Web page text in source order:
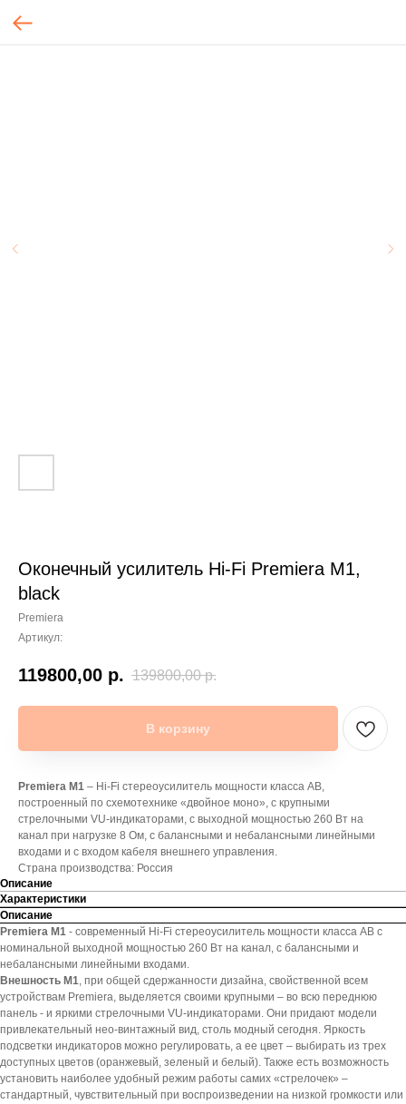
Оконечный усилитель Hi-Fi Premiera M1,
black
Premiera
Артикул:
119800,00 р. 139800,00 р.
В корзину
Premiera M1 – Hi-Fi стереоусилитель мощности класса AB,
построенный по схемотехнике «двойное моно», с крупными
стрелочными VU-индикаторами, с выходной мощностью 260 Вт на
канал при нагрузке 8 Ом, с балансными и небалансными линейными
входами и с входом кабеля внешнего управления.
Страна производства: Россия
Описание
Характеристики
Описание
Premiera M1 - современный Hi-Fi стереоусилитель мощности класса AB с
номинальной выходной мощностью 260 Вт на канал, с балансными и
небалансными линейными входами.
Внешность M1, при общей сдержанности дизайна, свойственной всем
устройствам Premiera, выделяется своими крупными – во всю переднюю
панель - и яркими стрелочными VU-индикаторами. Они придают модели
привлекательный нео-винтажный вид, столь модный сегодня. Яркость
подсветки индикаторов можно регулировать, а ее цвет – выбирать из трех
доступных цветов (оранжевый, зеленый и белый). Также есть возможность
установить наиболее удобный режим работы самих «стрелочек» –
стандартный, чувствительный при воспроизведении на низкой громкости или